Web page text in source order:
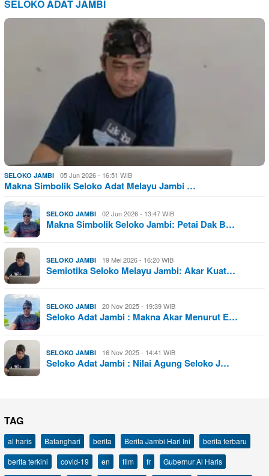
SELOKO ADAT JAMBI
SELOKO JAMBI 05 Jun 2026 - 16:51 WIB
Makna Simbolik Seloko Adat Melayu Jambi …
SELOKO JAMBI 02 Jun 2026 - 13:47 WIB
Makna Simbolik Seloko Jambi: Petai Dak B…
SELOKO JAMBI 19 Mei 2026 - 16:20 WIB
Semiotika Seloko Melayu Jambi: Akar Kuat…
SELOKO JAMBI 20 Nov 2025 - 19:39 WIB
Seloko Adat Jambi : Makna Akar Menurut E…
SELOKO JAMBI 16 Nov 2025 - 14:41 WIB
Seloko Adat Jambi : Nilai Agung Seloko J…
TAG
al haris Batanghari berita Berita Jambi Hari Ini
berita terbaru
berita terkini
covid-19 en film fr
Gubernur Al Haris